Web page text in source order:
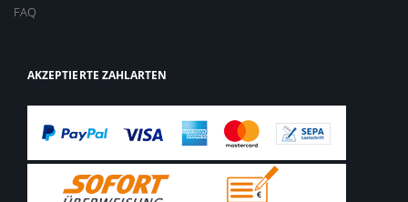
FAQ
AKZEPTIERTE ZAHLARTEN